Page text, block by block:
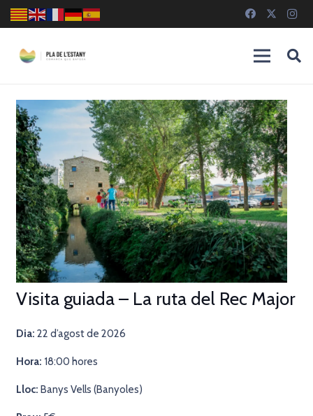
Visita guiada – La ruta del Rec Major
Dia: 22 d’agost de 2026
Hora: 18:00 hores
Lloc: Banys Vells (Banyoles)